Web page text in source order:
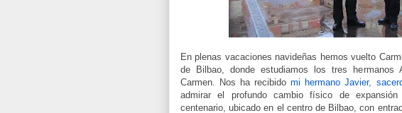
En plenas vacaciones navideñas hemos vuelto
de Bilbao, donde estudiamos los tres hermanos
Carmen. Nos ha recibidomi hermano Javier,
admirar el profundo cambio físico de
centenario, ubicado en el centro de Bilbao, con